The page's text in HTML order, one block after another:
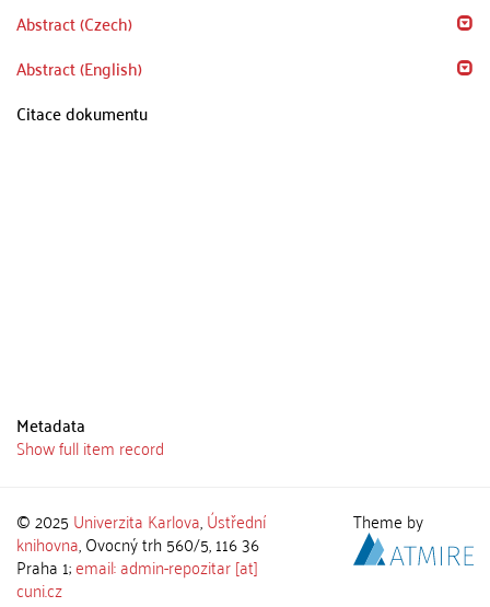
Abstract (Czech)
Abstract (English)
Citace dokumentu
Metadata
Show full item record
© 2025 Univerzita Karlova,Ústřední
knihovna, Ovocný trh 560/5, 116 36
Praha 1;email: admin-repozitar [at]
cuni.cz
Theme by